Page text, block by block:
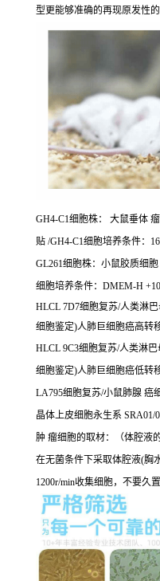
型更能够准确的再现原发性的
GH4-C1细胞株： 大鼠垂体
贴 /GH4-C1细胞培养条件：
GL261细胞株：小鼠胶质细
细胞培养条件：DMEM-H
HLCL 7D7细胞复苏/人类淋
细胞鉴定)人肺巨细胞癌高转
HLCL 9C3细胞复苏/人类淋
细胞鉴定)人肺巨细胞癌低转
LA795细胞复苏/小鼠肺腺 癌
晶体上皮细胞永生系 SRA01/
肿 瘤细胞的取材：（体腔液
在无菌条件下采取体腔液(胸
1200r/min收集细胞，不要久